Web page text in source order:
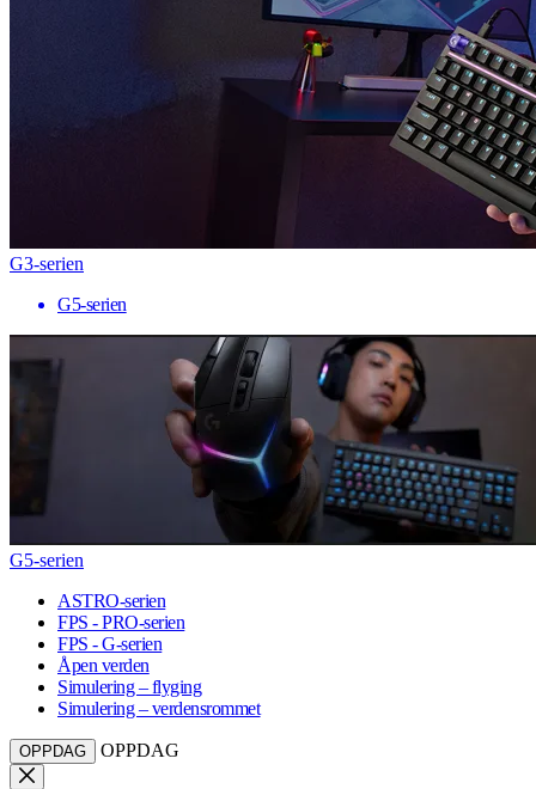
G3-serien
G5-serien
G5-serien
ASTRO-serien
FPS - PRO-serien
FPS - G-serien
Åpen verden
Simulering – flyging
Simulering – verdensrommet
OPPDAG OPPDAG